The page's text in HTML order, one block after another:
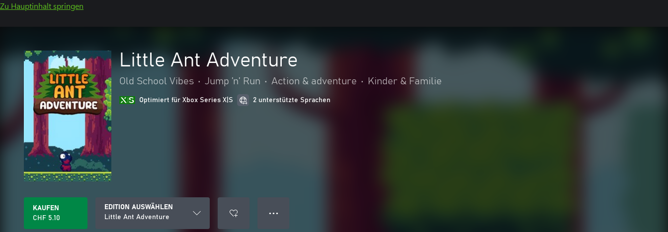
Zu Hauptinhalt springen
Little Ant Adventure
Old School Vibes • Jump ’n’ Run • Action & adventure • Kinder & Familie
Optimiert für Xbox Series X|S 2 unterstützte Sprachen
KAUFEN
CHF 5.10
EDITION AUSWÄHLEN
Little Ant Adventure
● ● ●